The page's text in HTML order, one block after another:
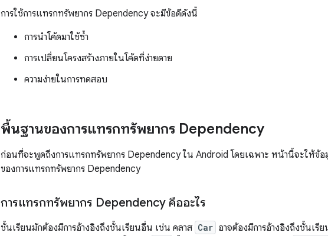
การใช้การแทรกทรัพยากร Dependency จะมีข้อดีดังนี้
การนำโค้ดมาใช้ซ้ำ
การเปลี่ยนโครงสร้างภายในโค้ดที่ง่ายดาย
ความง่ายในการทดสอบ
พื้นฐานของการแทรกทรัพยากร Dependency
ก่อนที่จะพูดถึงการแทรกทรัพยากร Dependency ใน Android โดยเฉพาะ หน้านี้จะให้ข้อ
ของการแทรกทรัพยากร Dependency
การแทรกทรัพยากร Dependency คืออะไร
ชั้นเรียนมักต้องมีการอ้างอิงถึงชั้นเรียนอื่น เช่น คลาส Car อาจต้องมีการอ้างอิงถึงชั้นเรีย